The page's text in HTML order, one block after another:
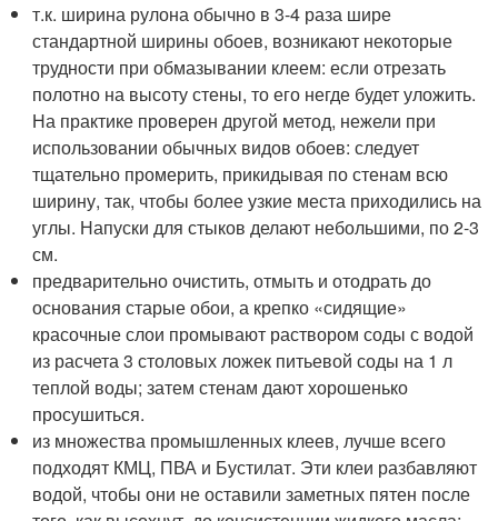
т.к. ширина рулона обычно в 3-4 раза шире
стандартной ширины обоев, возникают некоторые
трудности при обмазывании клеем: если отрезать
полотно на высоту стены, то его негде будет уложить.
На практике проверен другой метод, нежели при
использовании обычных видов обоев: следует
тщательно промерить, прикидывая по стенам всю
ширину, так, чтобы более узкие места приходились на
углы. Напуски для стыков делают небольшими, по 2-3
см.
предварительно очистить, отмыть и отодрать до
основания старые обои, а крепко «сидящие»
красочные слои промывают раствором соды с водой
из расчета 3 столовых ложек питьевой соды на 1 л
теплой воды; затем стенам дают хорошенько
просушиться.
из множества промышленных клеев, лучше всего
подходят КМЦ, ПВА и Бустилат. Эти клеи разбавляют
водой, чтобы они не оставили заметных пятен после